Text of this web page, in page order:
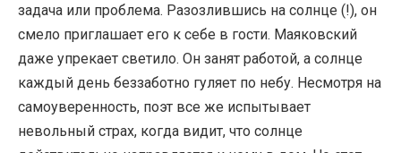
задача или проблема. Разозлившись на солнце (!), он
смело приглашает его к себе в гости. Маяковский
даже упрекает светило. Он занят работой, а солнце
каждый день беззаботно гуляет по небу. Несмотря на
самоуверенность, поэт все же испытывает
невольный страх, когда видит, что солнце